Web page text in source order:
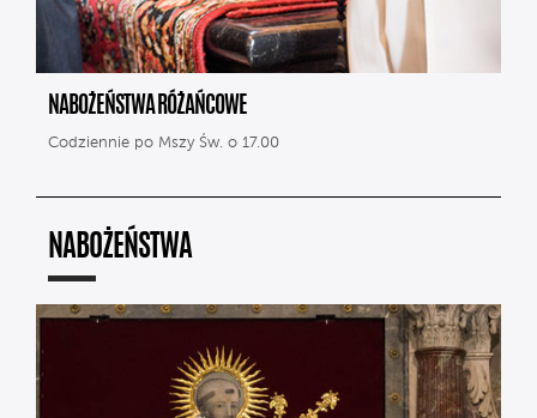
NABOŻEŃSTWA RÓŻAŃCOWE
Codziennie po Mszy Św. o 17.00
NABOŻEŃSTWA